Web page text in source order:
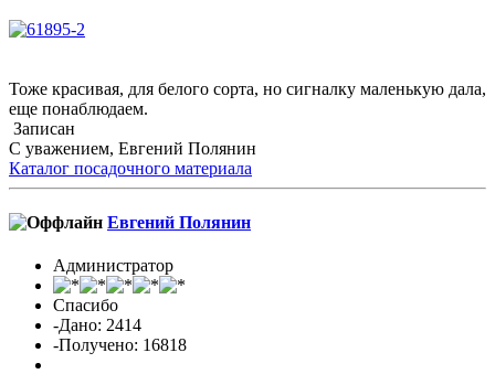
Тоже красивая, для белого сорта, но сигналку маленькую дала,
еще понаблюдаем.
Записан
С уважением, Евгений Полянин
Каталог посадочного материала
Евгений Полянин
Администратор
Спасибо
-Дано: 2414
-Получено: 16818